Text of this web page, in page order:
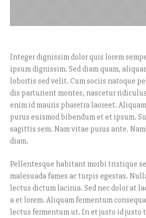
Integer dignissim dolor quis lorem
ipsum dignissim. Sed diam quam,
lobortis sed velit. Cum sociis natoque
dis parturient montes, nascetur
enim id mauris pharetra laoreet.
purus euismod bibendum et et ipsum.
sagittis sem. Nam vitae purus ante.
diam.
Pellentesque habitant morbi tristique
malesuada fames ac turpis egestas.
lectus dictum lacinia. Sed nec dolor at
a et lorem. Aliquam fermentum
lectus fermentum ut. In et justo id justo